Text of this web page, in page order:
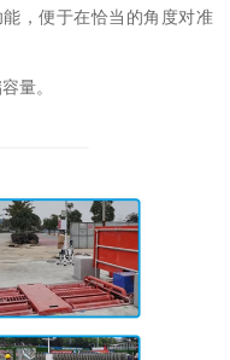
，便于在恰当的角度对准
量。